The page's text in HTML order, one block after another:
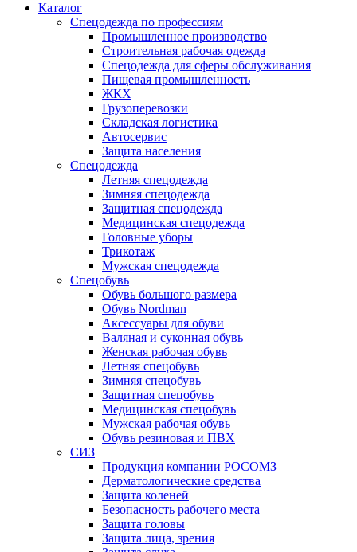
Каталог
Спецодежда по профессиям
Промышленное производство
Строительная рабочая одежда
Спецодежда для сферы обслуживания
Пищевая промышленность
ЖКХ
Грузоперевозки
Складская логистика
Автосервис
Защита населения
Спецодежда
Летняя спецодежда
Зимняя спецодежда
Защитная спецодежда
Медицинская спецодежда
Головные уборы
Трикотаж
Мужская спецодежда
Спецобувь
Обувь большого размера
Обувь Nordman
Аксессуары для обуви
Валяная и суконная обувь
Женская рабочая обувь
Летняя спецобувь
Зимняя спецобувь
Защитная спецобувь
Медицинская спецобувь
Мужская рабочая обувь
Обувь резиновая и ПВХ
СИЗ
Продукция компании РОСОМЗ
Дерматологические средства
Защита коленей
Безопасность рабочего места
Защита головы
Защита лица, зрения